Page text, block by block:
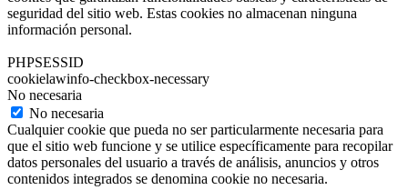
seguridad del sitio web. Estas cookies no almacenan ninguna
información personal.
PHPSESSID
cookielawinfo-checkbox-necessary
No necesaria
No necesaria
Cualquier cookie que pueda no ser particularmente necesaria para
que el sitio web funcione y se utilice específicamente para recopilar
datos personales del usuario a través de análisis, anuncios y otros
contenidos integrados se denomina cookie no necesaria.